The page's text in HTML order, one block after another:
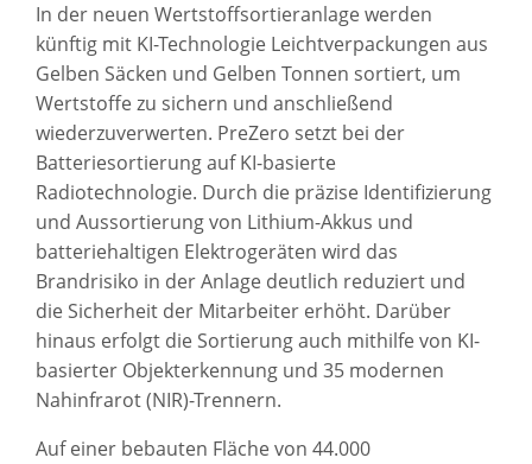
In der neuen Wertstoffsortieranlage werden
künftig mit KI-Technologie Leichtverpackungen aus
Gelben Säcken und Gelben Tonnen sortiert, um
Wertstoffe zu sichern und anschließend
wiederzuverwerten. PreZero setzt bei der
Batteriesortierung auf KI-basierte
Radiotechnologie. Durch die präzise Identifizierung
und Aussortierung von Lithium-Akkus und
batteriehaltigen Elektrogeräten wird das
Brandrisiko in der Anlage deutlich reduziert und
die Sicherheit der Mitarbeiter erhöht. Darüber
hinaus erfolgt die Sortierung auch mithilfe von KI-
basierter Objekterkennung und 35 modernen
Nahinfrarot (NIR)-Trennern.
Auf einer bebauten Fläche von 44.000